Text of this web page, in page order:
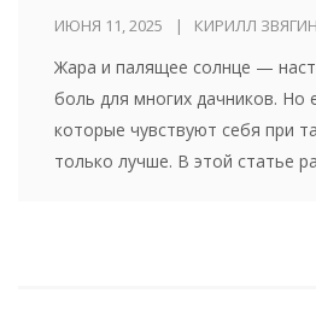
ИЮНЯ 11, 2025 КИРИЛЛ
Жара и палящее солнце —
боль для многих дачников. Но
которые чувствуют себя при
только лучше. В этой статье